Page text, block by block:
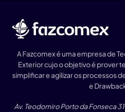
A Fazcomex é uma empresa de
Exterior cujo o objetivo é prover
simplificar e agilizar os processos
e
Av. Teodomiro Porto da Fonseca